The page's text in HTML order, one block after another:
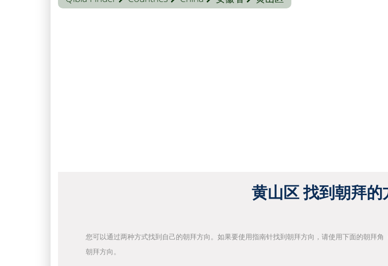
黄山区 找到朝拜的
您可以通过两种方式找到自己的朝拜方向。如果要使用指南针找到朝拜方向，请使用下面的朝拜
朝拜方向。